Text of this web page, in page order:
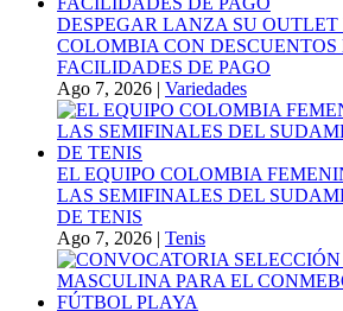
DESPEGAR LANZA SU OUTLET
COLOMBIA CON DESCUENTOS
FACILIDADES DE PAGO
Ago 7, 2026 | Variedades
EL EQUIPO COLOMBIA
LAS SEMIFINALES DEL
DE TENIS
Ago 7, 2026 | Tenis